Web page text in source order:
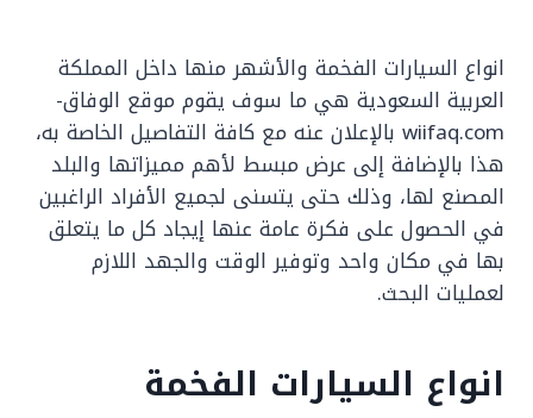
انواع السيارات الفخمة والأشهر منها داخل المملكة
العربية السعودية هي ما سوف يقوم موقع الوفاق-
wiifaq.com بالإعلان عنه مع كافة التفاصيل الخاصة به،
هذا بالإضافة إلى عرض مبسط لأهم مميزاتها والبلد
المصنع لها، وذلك حتى يتسنى لجميع الأفراد الراغبين
في الحصول على فكرة عامة عنها إيجاد كل ما يتعلق
بها في مكان واحد وتوفير الوقت والجهد اللازم
لعمليات البحث.
انواع السيارات الفخمة